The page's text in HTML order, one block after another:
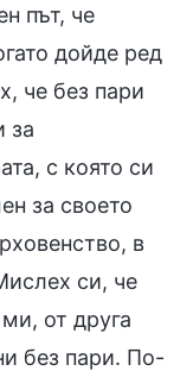
път, че
дойде ред
че без пари
за
с която си
за своето
в
си, че
от друга
без пари. По-